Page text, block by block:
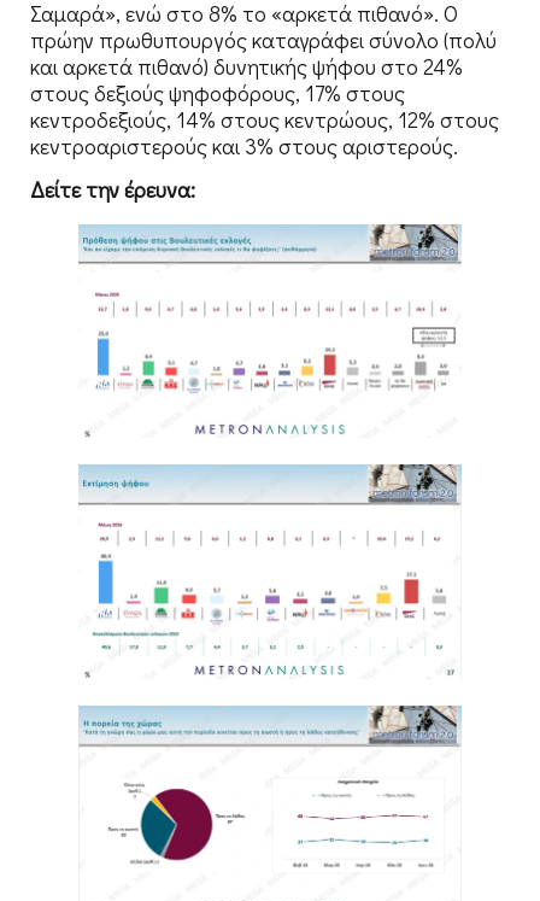
Σαμαρά», ενώ στο 8% το «αρκετά πιθανό». Ο
πρώην πρωθυπουργός καταγράφει σύνολο (πολύ
και αρκετά πιθανό) δυνητικής ψήφου στο 24%
στους δεξιούς ψηφοφόρους, 17% στους
κεντροδεξιούς, 14% στους κεντρώους, 12% στους
κεντροαριστερούς και 3% στους αριστερούς.
Δείτε την έρευνα: